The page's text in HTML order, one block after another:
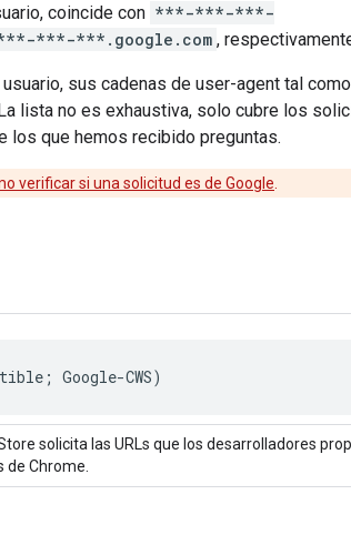
coincide con ***-***-***-
***-***.google.com ,
sus cadenas de user-agent tal
lista no es exhaustiva, solo cubre los
los que hemos recibido preguntas.
verificar si una solicitud es de Google
Google-CWS)
solicita las URLs que los desarrolladores
Chrome.